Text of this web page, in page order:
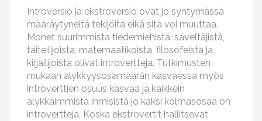
Introversio ja ekstroversio ovat jo syntymässä
määräytyneitä tekijöitä eikä sitä voi muuttaa.
Monet suurimmista tiedemiehistä, säveltäjistä,
taiteilijoista, matemaatikoista, filosofeista ja
kirjailijoista olivat introvertteja. Tutkimusten
mukaan älykkyysosamäärän kasvaessa myös
introverttien osuus kasvaa ja kaikkein
älykkäimmistä ihmisistä jo kaksi kolmasosaa on
introvertteja. Koska ekstrovertit hallitsevat